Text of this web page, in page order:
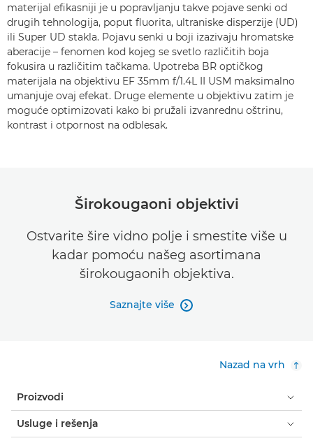
materijal efikasniji je u popravljanju takve pojave senki od
drugih tehnologija, poput fluorita, ultraniske disperzije (UD)
ili Super UD stakla. Pojavu senki u boji izazivaju hromatske
aberacije – fenomen kod kojeg se svetlo različitih boja
fokusira u različitim tačkama. Upotreba BR optičkog
materijala na objektivu EF 35mm f/1.4L II USM maksimalno
umanjuje ovaj efekat. Druge elemente u objektivu zatim je
moguće optimizovati kako bi pružali izvanrednu oštrinu,
kontrast i otpornost na odblesak.
Širokougaoni objektivi
Ostvarite šire vidno polje i smestite više u
kadar pomoću našeg asortimana
širokougaonih objektiva.
Saznajte više 
Nazad na vrh
Proizvodi
Usluge i rešenja